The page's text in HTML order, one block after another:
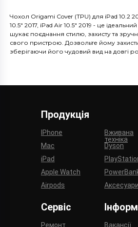
Чохол Origami Cover (TPU) для iPad 10.2
10.5" 2017, iPad Air 10.5" 2019 - це
шукає поєднання стилю, захисту та
свого пристрою. Дозвольте йому
зберігаючи його чудовий вид на довгі
Продукція
IPhone
Mac
iPad
Apple Watch
Airpods
Вживана
техніка
Dyson
Аксесуари
Сервіс
Ремонт
Вакансії